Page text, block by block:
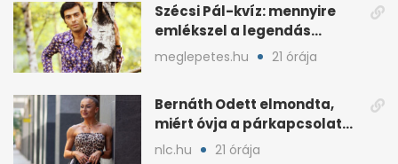
Szécsi Pál-kvíz: mennyire
emlékszel a legendás
énekes történetére?
meglepetes.hu 21 órája
Bernáth Odett elmondta,
miért óvja a párkapcsolatát
a nyilvánosságtól
nlc.hu 21 órája